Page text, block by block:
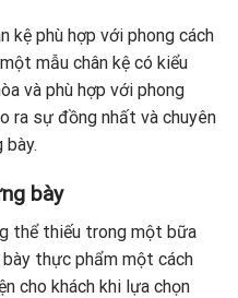
kệ phù hợp với phong cách
mẫu chân kệ có kiểu
và phù hợp với phong
ra sự đồng nhất và chuyên
bày.
bày
thể thiếu trong một bữa
thực phẩm một cách
cho khách khi lựa chọn